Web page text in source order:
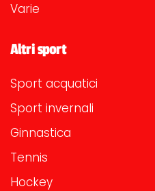
Varie
Altri sport
Sport acquatici
Sport invernali
Ginnastica
Tennis
Hockey